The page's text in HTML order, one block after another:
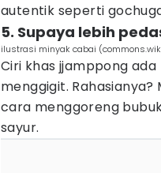
autentik seperti
5. Supaya lebih
ilustrasi minyak cabai
Ciri khas jjamppong
menggigit.
cara menggoreng
sayur.